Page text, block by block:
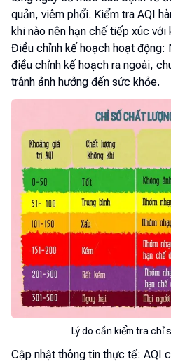
quản, viêm phổi. Kiểm tra AQI
khi nào nên hạn chế tiếp xúc với
Điều chỉnh kế hoạch hoạt động:
điều chỉnh kế hoạch ra ngoài,
tránh ảnh hưởng đến sức khỏe.
Lý do cần kiểm tra chỉ
Cập nhật thông tin thực tế: AQI